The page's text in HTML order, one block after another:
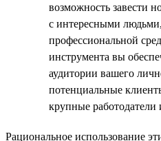
возможность завести
с интересными
профессиональной
инструмента вы
аудитории вашего
потенциальные
крупные
Рациональное использование